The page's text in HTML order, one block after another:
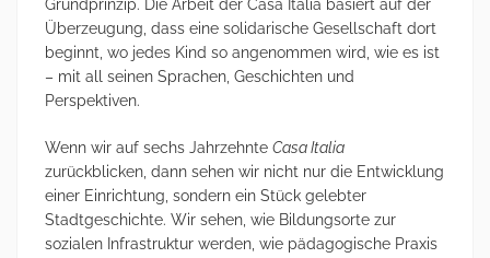
Grundprinzip. Die Arbeit der Casa Italia basiert auf der
Überzeugung, dass eine solidarische Gesellschaft dort
beginnt, wo jedes Kind so angenommen wird, wie es ist
– mit all seinen Sprachen, Geschichten und
Perspektiven.
Wenn wir auf sechs Jahrzehnte Casa Italia
zurückblicken, dann sehen wir nicht nur die Entwicklung
einer Einrichtung, sondern ein Stück gelebter
Stadtgeschichte. Wir sehen, wie Bildungsorte zur
sozialen Infrastruktur werden, wie pädagogische Praxis